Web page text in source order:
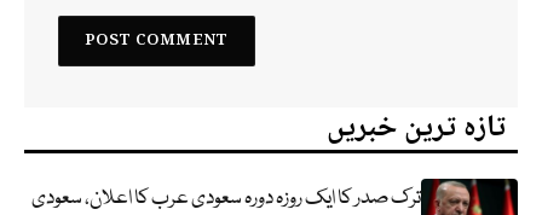
تازہ ترین خبریں
ترک صدر کا ایک روزہ دورہ سعودی عرب کا اعلان، سعودی